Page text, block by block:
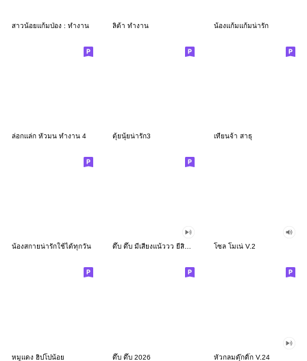
สาวน้อยแก้มป่อง : ทำงาน ลิต้า ทำงาน น้องแก้มแก้มน่ารัก
ล่อกแล่ก หัวมน ทำงาน 4 ตุ้ยนุ้ยน่ารัก3 เทียนจ้า สาธุ
น้องสกายน่ารักใช้ได้ทุกวัน ดึ๊บ ดึ๊บ มีเสียงแน้ววว ยี่สิบสอง โซล โมเน่ V.2
หมูแดง ฮิปโปน้อย ดึ๊บ ดึ๊บ 2026 หัวกลมดุ๊กดิ๊ก V.24